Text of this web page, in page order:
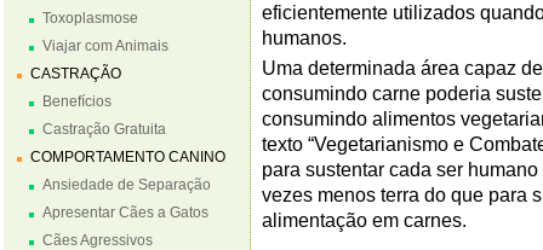
Toxoplasmose
Viajar com Animais
CASTRAÇÃO
Benefícios
Castração Gratuita
COMPORTAMENTO CANINO
Ansiedade de Separação
Apresentar Cães a Gatos
Cães Agressivos
eficientemente utilizados
humanos.
Uma determinada área capaz
consumindo carne poderia
consumindo alimentos
texto “Vegetarianismo e
para sustentar cada ser
vezes menos terra do que para
alimentação em carnes.